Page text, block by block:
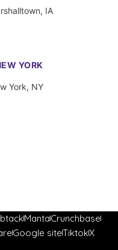
IA
YORK
York, NY
MantaCrunchbase
Google siteTiktokX